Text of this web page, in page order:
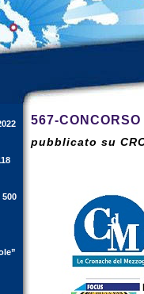
500
567-
pubblicato su